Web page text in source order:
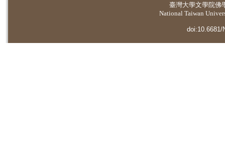
臺灣大學文學院佛
National Taiwan
doi:10.6681/